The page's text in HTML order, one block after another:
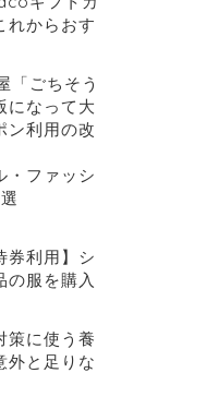
れからおす
「ごちそう
になって大
ン利用の改
・ファッシ
券利用】シ
の服を購入
策に使う養
外と足りな